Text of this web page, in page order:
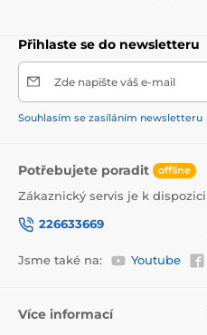
Přihlaste se do newsletteru
Zde napište váš e-mail
Souhlasím se zasíláním newsletteru
Potřebujete poradit offline
Zákaznický servis je k dispozici
226633669
Jsme také na: Youtube
Více informací